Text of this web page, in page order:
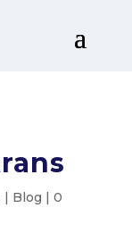
| Blog | 0